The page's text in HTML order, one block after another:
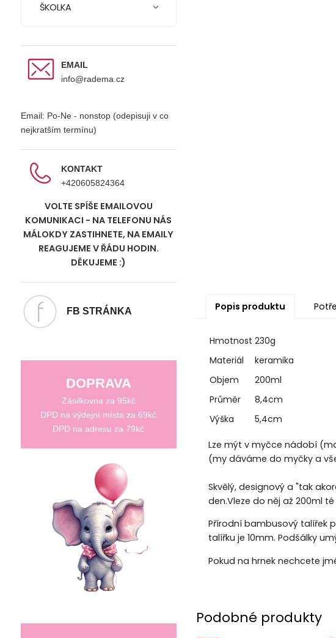
ŠKOLKA
EMAIL
info@radema.cz
Email: Po-Ne - nonstop (odepisuji v co
nejkratším termínu)
KONTAKT
+420605824364
VOLTE SPÍŠE EMAILOVOU
KOMUNIKACI - NA TELEFONU NÁS
MÁLOKDY ZASTIHNETE, NA EMAILY
REAGUJEME V ŘÁDU HODIN.
DĚKUJEME :)
FB STRÁNKA
DOPRAVA
Zásilkovna za 95kč
DPD na výdejní místa za 69kč
DPD na adresu za 79kč
Popis produktu
Hmotnost 230g
Materiál
keramika
Objem
200ml
Průměr
8,4cm
Výška
5,4cm
Lze mýt v myčce nádobí
(my dáváme do myčky a
Skvělý, designový a "tak
den.Vleze do něj až 200ml
Přírodní bambusový talířek
talířku je 10mm. Podšálky
Pokud na hrnek nechcete
Podobné produkty